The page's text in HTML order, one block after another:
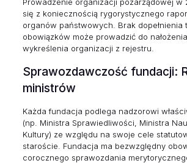
się z koniecznością rygorystycznego
organów państwowych. Brak dopełnienia
obowiązków może prowadzić do
wykreślenia organizacji z rejestru.
Sprawozdawczość fundacji:
ministrów
Każda fundacja podlega nadzorowi
(np. Ministra Sprawiedliwości, Ministra
Kultury) ze względu na swoje cele
staroście. Fundacja ma bezwzględny
corocznego sprawozdania